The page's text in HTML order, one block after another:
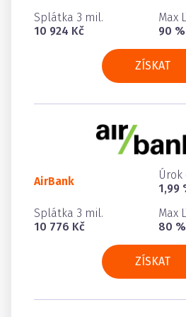
Splátka 3 mil.
10 924 Kč
Max
90 %
ZÍSKAT
AirBank
Úrok
1,99
Splátka 3 mil.
10 776 Kč
Max
80 %
ZÍSKAT